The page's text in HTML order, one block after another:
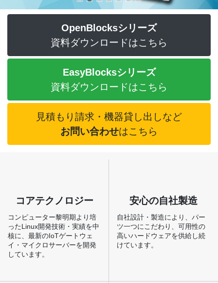
OpenBlocksシリーズ
資料ダウンロードはこちら
EasyBlocksシリーズ
資料ダウンロードはこちら
見積もり請求・機器貸し出しなど
お問い合わせはこちら
コアテクノロジー
コンピューター黎明期より培
ったLinux開発技術・実績を中
核に、最新のIoTゲートウェ
イ・マイクロサーバーを開発
しています。
安心の自社製造
自社設計・製造により、パー
ツ一つにこだわり、可用性の
高いハードウェアを供給し続
けています。